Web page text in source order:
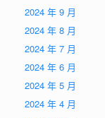
2024 年 9 月
2024 年 8 月
2024 年 7 月
2024 年 6 月
2024 年 5 月
2024 年 4 月